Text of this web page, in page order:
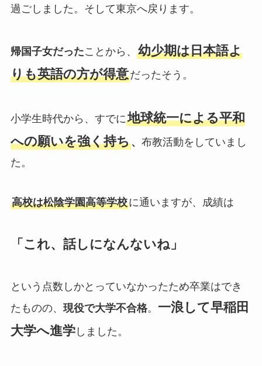
過ごしました。そして東京へ戻ります。
帰国子女だったことから、 幼少期は日本語よ
りも英語の方が得意だったそう。
小学生時代から、すでに地球統一による平和
への願いを強く持ち、 布教活動をしていまし
た。
高校は松陰学園高等学校に通いますが、成績は
「これ、話しになんないね」
という点数しかとっていなかったため卒業はでき
たものの、 現役で大学不合格。 一浪して早稲田
大学へ進学しました。